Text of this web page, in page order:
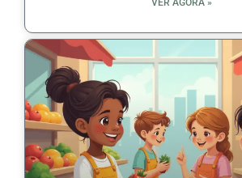
VER AGORA »